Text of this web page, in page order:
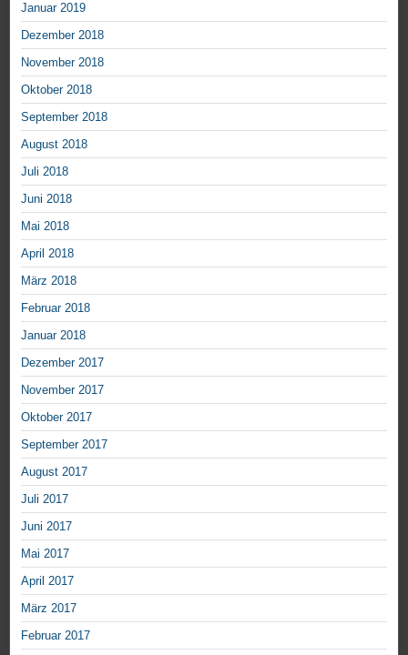
Januar 2019
Dezember 2018
November 2018
Oktober 2018
September 2018
August 2018
Juli 2018
Juni 2018
Mai 2018
April 2018
März 2018
Februar 2018
Januar 2018
Dezember 2017
November 2017
Oktober 2017
September 2017
August 2017
Juli 2017
Juni 2017
Mai 2017
April 2017
März 2017
Februar 2017